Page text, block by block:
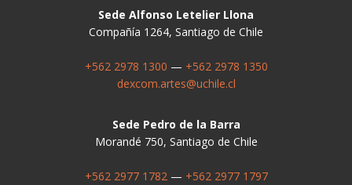
Sede Alfonso Letelier Llona
Compañía 1264, Santiago de Chile
+562 2978 1300 — +562 2978 1350
dexcom.artes@uchile.cl
Sede Pedro de la Barra
Morandé 750, Santiago de Chile
+562 2977 1782— +562 2977 1797